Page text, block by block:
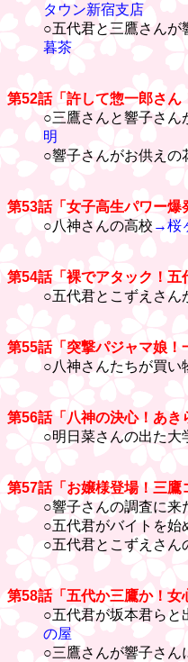
タウン新宿支店
○五代君と三鷹さんが
暮茶
第52話「許して惣一郎さん
○三鷹さんと響子さん
明
○響子さんがお供えの
第53話「女子高生パワー
○八神さんの高校 →桜
第54話「裸でアタック！五
○五代君とこずえさん
第55話「突撃パジャマ娘！
○八神さんたちが買い
第56話「八神の決心！あき
○明日菜さんの出た大
第57話「お嬢様登場！三鷹
○響子さんの調査に来
○五代君がバイトを始
○五代君とこずえさん
第58話「五代か三鷹か！女
○五代君が坂本君らと
の屋
○三鷹さんが響子さん